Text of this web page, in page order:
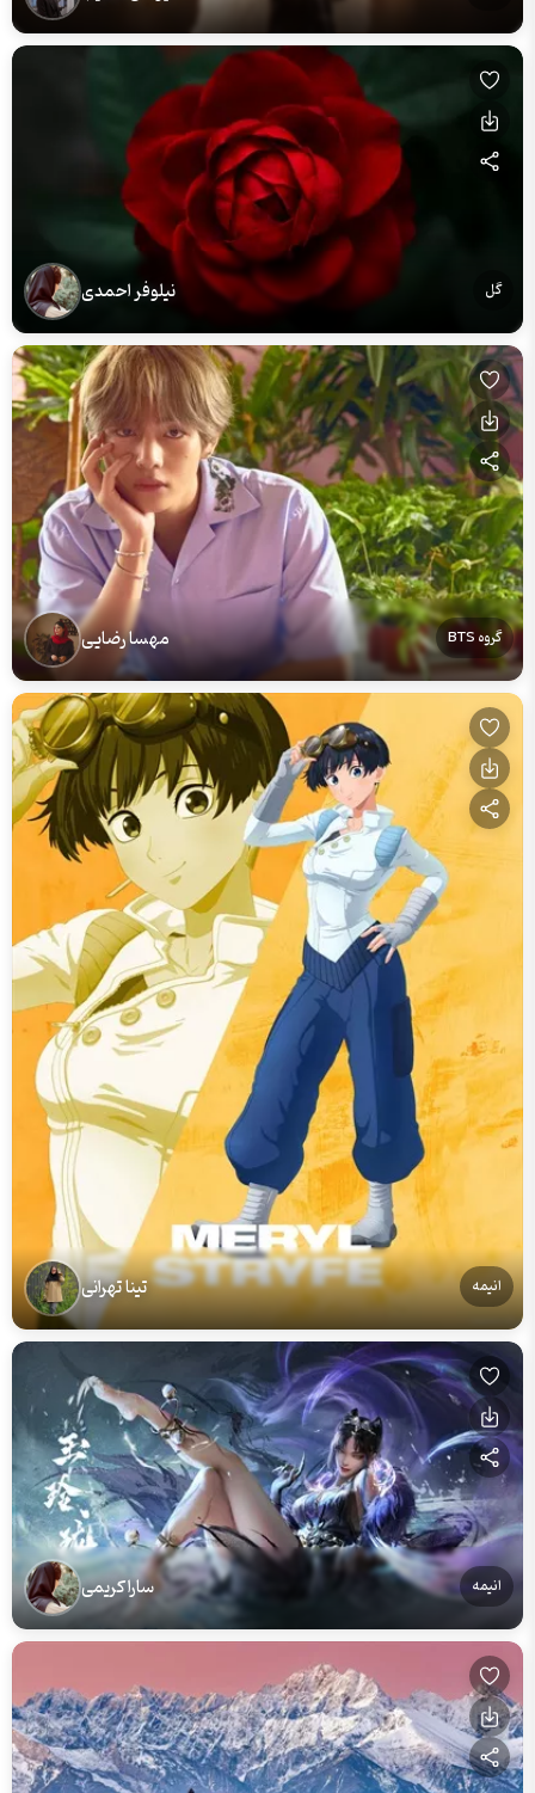
گل نیلوفر احمدی
گروه BTS مهسا رضایی
انیمه تینا تهرانی
انیمه سارا کریمی